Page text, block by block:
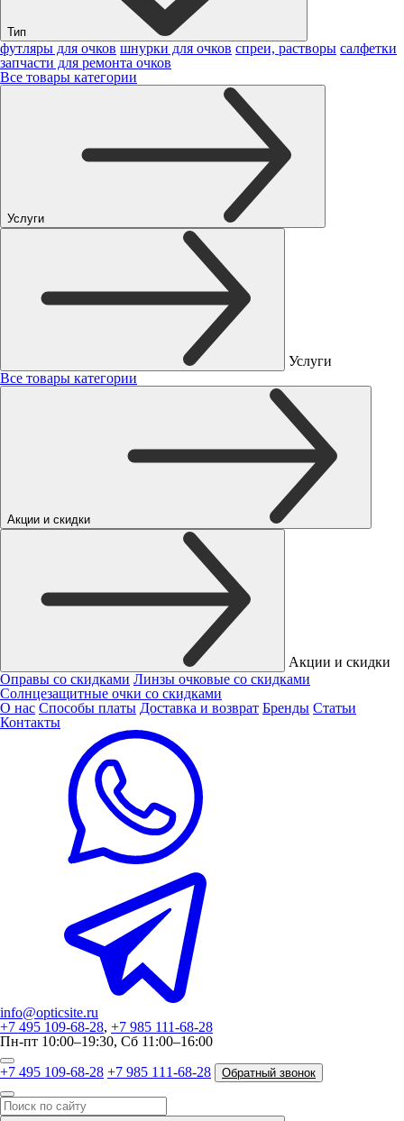
Тип
футляры для очков шнурки для очков спреи, растворы салфетки
запчасти для ремонта очков
Все товары категории
Услуги
Услуги
Все товары категории
Акции и скидки
Акции и скидки
Оправы со скидками Линзы очковые со скидками
Солнцезащитные очки со скидками
О нас Способы платы Доставка и возврат Бренды Статьи
Контакты
info@opticsite.ru
+7 495 109-68-28, +7 985 111-68-28
Пн-пт 10:00–19:30, Сб 11:00–16:00
+7 495 109-68-28 +7 985 111-68-28 Обратный звонок